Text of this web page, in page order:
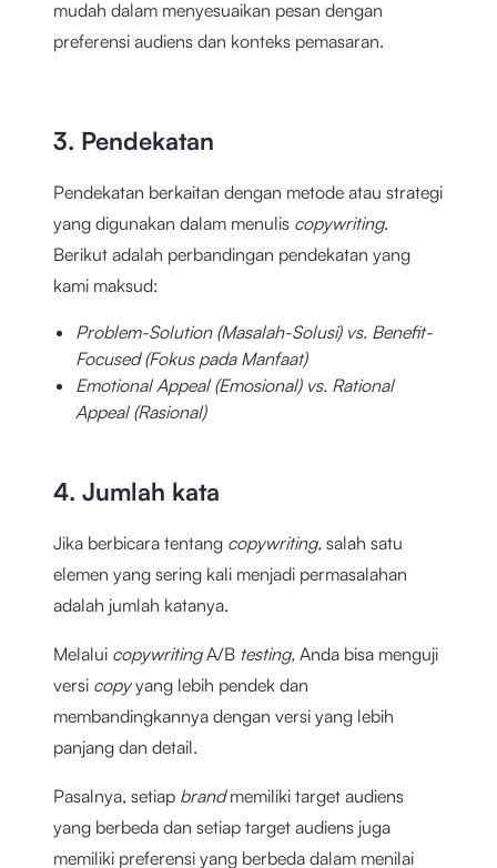
mudah dalam menyesuaikan pesan dengan
preferensi audiens dan konteks pemasaran.
3. Pendekatan
Pendekatan berkaitan dengan metode atau strategi
yang digunakan dalam menulis copywriting.
Berikut adalah perbandingan pendekatan yang
kami maksud:
Problem-Solution (Masalah-Solusi) vs. Benefit-
Focused (Fokus pada Manfaat)
Emotional Appeal (Emosional) vs. Rational
Appeal (Rasional)
4. Jumlah kata
Jika berbicara tentang copywriting, salah satu
elemen yang sering kali menjadi permasalahan
adalah jumlah katanya.
Melalui copywritingA/B testing, Anda bisa menguji
versi copyyang lebih pendek dan
membandingkannya dengan versi yang lebih
panjang dan detail.
Pasalnya, setiap brandmemiliki target audiens
yang berbeda dan setiap target audiens juga
memiliki preferensi yang berbeda dalam menilai